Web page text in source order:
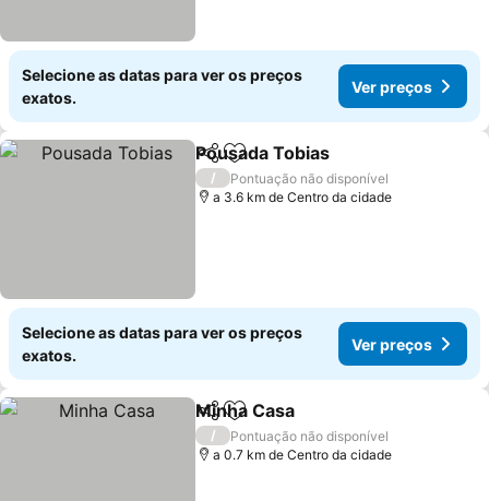
Selecione as datas para ver os preços
exatos.
Ver preços
PartilharAdicionar aos favoritos
Pousada Tobias
/
Pontuação não disponível
a 3.6 km de Centro da cidade
Selecione as datas para ver os preços
exatos.
Ver preços
PartilharAdicionar aos favoritos
Minha Casa
/
Pontuação não disponível
a 0.7 km de Centro da cidade